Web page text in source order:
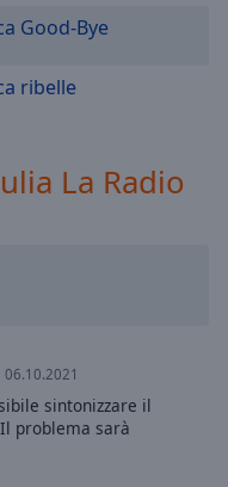
Good-Bye
ribelle
La Radio
06.10.2021
sintonizzare il
problema sarà